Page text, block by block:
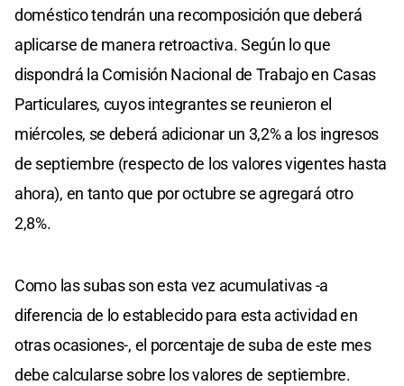
doméstico tendrán una recomposición que deberá
aplicarse de manera retroactiva. Según lo que
dispondrá la Comisión Nacional de Trabajo en Casas
Particulares, cuyos integrantes se reunieron el
miércoles, se deberá adicionar un 3,2% a los ingresos
de septiembre (respecto de los valores vigentes hasta
ahora), en tanto que por octubre se agregará otro
2,8%.
Como las subas son esta vez acumulativas -a
diferencia de lo establecido para esta actividad en
otras ocasiones-, el porcentaje de suba de este mes
debe calcularse sobre los valores de septiembre.